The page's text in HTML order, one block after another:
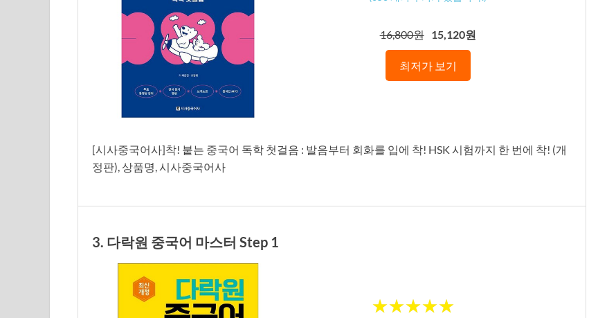
16,800원 15,120원
최저가 보기
[시사중국어사]착! 붙는 중국어 독학 첫걸음 : 발음부터 회화를 입에 착! HSK 시험까지 한 번에 착! (개
정판), 상품명, 시사중국어사
3. 다락원 중국어 마스터 Step 1
★★★★★
★★★★★